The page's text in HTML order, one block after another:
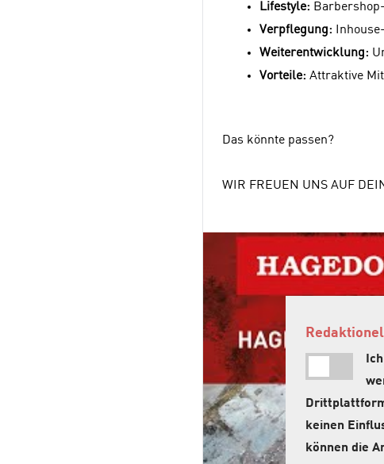
Lifestyle:
Verpflegung:
Weiterentwicklung:
Vorteile: Attraktive
Das könnte passen?
WIR FREUEN UNS AUF
keinen
können die